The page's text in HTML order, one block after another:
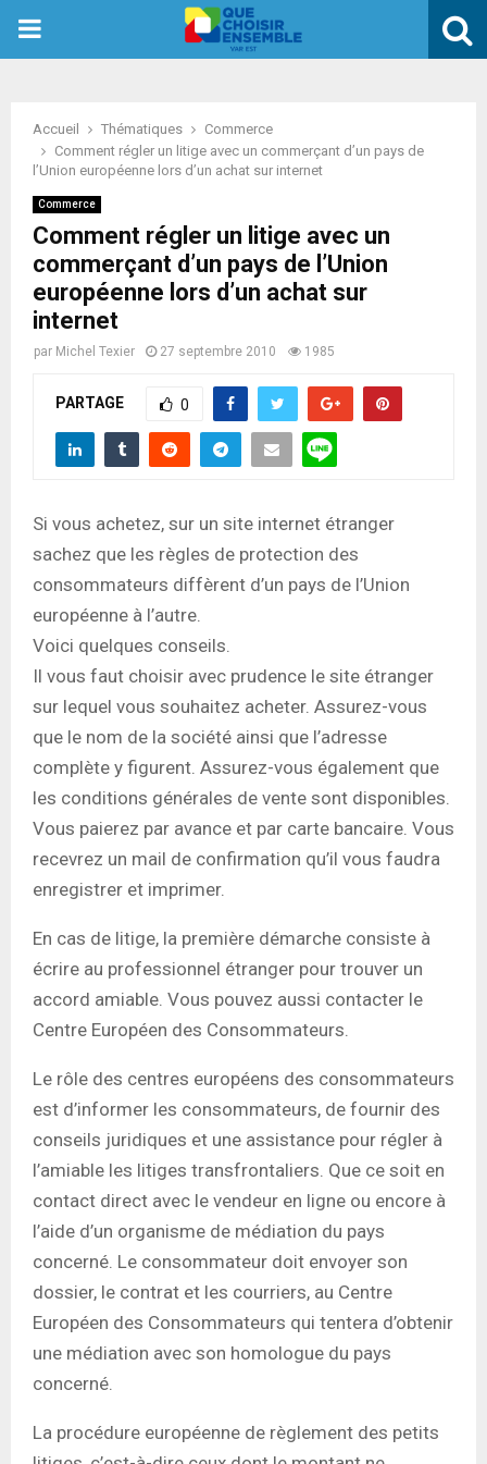
PRIMARY
Accueil Thématiques
Commerce
Comment régler un litige avec un commerçant d’un pays de
l’Union européenne lors d’un achat sur internet
Commerce
Comment régler un litige avec un
commerçant d’un pays de l’Union
européenne lors d’un achat sur
internet
par Michel Texier 27 septembre 2010 1985
PARTAGE 0
Si vous achetez, sur un site internet étranger
sachez que les règles de protection des
consommateurs diffèrent d’un pays de l’Union
européenne à l’autre.
Voici quelques conseils.
Il vous faut choisir avec prudence le site étranger
sur lequel vous souhaitez acheter. Assurez-vous
que le nom de la société ainsi que l’adresse
complète y figurent. Assurez-vous également que
les conditions générales de vente sont disponibles.
Vous paierez par avance et par carte bancaire. Vous
recevrez un mail de confirmation qu’il vous faudra
enregistrer et imprimer.
En cas de litige, la première démarche consiste à
écrire au professionnel étranger pour trouver un
accord amiable. Vous pouvez aussi contacter le
Centre Européen des Consommateurs.
Le rôle des centres européens des consommateurs
est d’informer les consommateurs, de fournir des
conseils juridiques et une assistance pour régler à
l’amiable les litiges transfrontaliers. Que ce soit en
contact direct avec le vendeur en ligne ou encore à
l’aide d’un organisme de médiation du pays
concerné. Le consommateur doit envoyer son
dossier, le contrat et les courriers, au Centre
Européen des Consommateurs qui tentera d’obtenir
une médiation avec son homologue du pays
concerné.
La procédure européenne de règlement des petits